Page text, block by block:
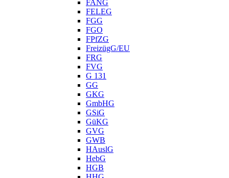
FANG
FELEG
FGG
FGO
FPfZG
FreizügG/EU
FRG
FVG
G 131
GG
GKG
GmbHG
GSiG
GüKG
GVG
GWB
HAuslG
HebG
HGB